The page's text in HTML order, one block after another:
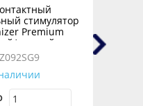
стимулятор
Premium
золотой